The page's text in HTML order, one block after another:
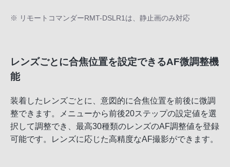
※ リモートコマンダーRMT-DSLR1は、静止画のみ対応
レンズごとに合焦位置を設定できるAF微調整機
能
装着したレンズごとに、意図的に合焦位置を前後に微調
整できます。メニューから前後20ステップの設定値を選
択して調整でき、最高30種類のレンズのAF調整値を登録
可能です。レンズに応じた高精度なAF撮影ができます。